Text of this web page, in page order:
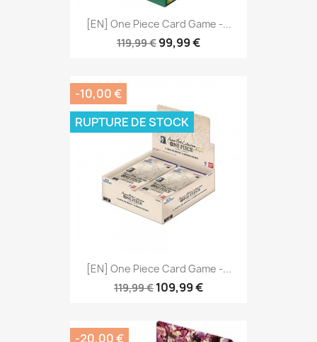
[EN] One Piece Card Game -...
119,99 € 99,99 €
[EN] One Piece Card Game -...
119,99 € 109,99 €
-10,00 €
RUPTURE DE STOCK
-20,00 €